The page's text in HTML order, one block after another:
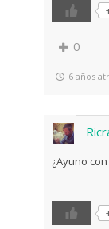
0
6 años
¿Ayuno